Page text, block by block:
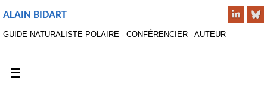
ALAIN BIDART
GUIDE NATURALISTE POLAIRE - CONFÉRENCIER - AUTEUR